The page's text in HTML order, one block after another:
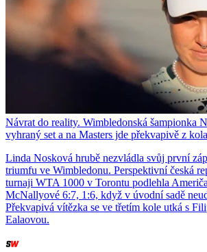
Návrat do reality. Wimbledonská šampionka
vyhraný set a na Masters jde překvapivě z
Linda Nosková hrubě nezvládla svůj první
triumfu ve Wimbledonu. Perspektivní česká
turnaji WTA 1000 v Torontu podlehla
McNallyové 6:7, 1:6, když v úvodní sadě
Překvapivá vítězka se ve třetím kole utká s
Ealaovou.